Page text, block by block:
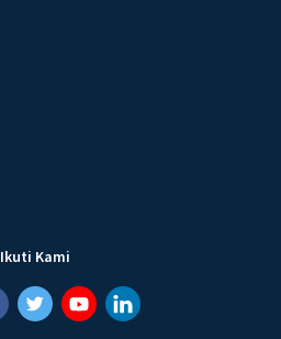
Ikuti Kami